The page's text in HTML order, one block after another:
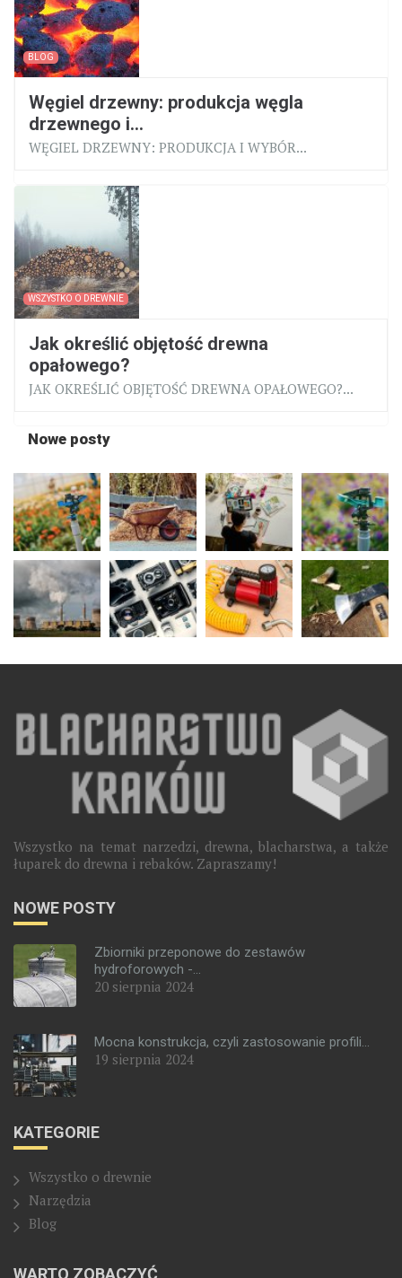
BLOG
Węgiel drzewny: produkcja węgla
drzewnego i...
WĘGIEL DRZEWNY: PRODUKCJA I WYBÓR...
WSZYSTKO O DREWNIE
Jak określić objętość drewna
opałowego?
JAK OKREŚLIĆ OBJĘTOŚĆ DREWNA OPAŁOWEGO?...
Nowe posty
Wszystko na temat narzedzi, drewna, blacharstwa, a także
łuparek do drewna i rebaków. Zapraszamy!
NOWE POSTY
Zbiorniki przeponowe do zestawów
hydroforowych -...
20 sierpnia 2024
Mocna konstrukcja, czyli zastosowanie profili...
19 sierpnia 2024
KATEGORIE
Wszystko o drewnie
Narzędzia
Blog
WARTO ZOBACZYĆ